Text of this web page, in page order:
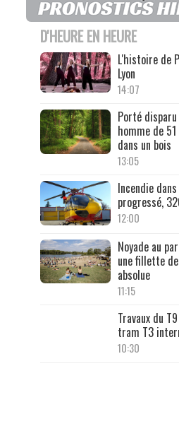
D'HEURE EN HEURE
L'histoire de
Lyon
14:07
Porté
homme de
dans un bois
13:05
Incendie
progressé,
12:00
Noyade au
une fillette
absolue
11:15
Travaux du
tram T3
10:30